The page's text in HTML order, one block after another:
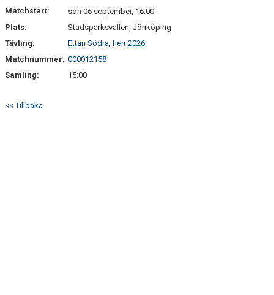
BILDGALLERI
KLUBBSHOP
Matchstart:
sön 06 september, 16:00
Plats:
Stadsparksvallen, Jönköping
Tävling:
Ettan Södra, herr 2026
Matchnummer: 000012158
Samling:
15:00
<< Tillbaka